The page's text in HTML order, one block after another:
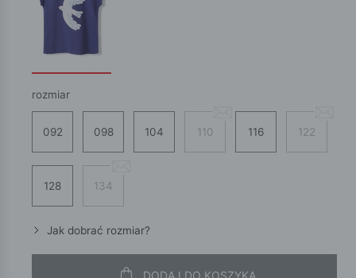
rozmiar
092 098 104 110 116 122
128 134
Jak dobrać rozmiar?
DODAJ DO KOSZYKA